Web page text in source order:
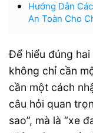
Hướng Dẫn
An Toàn Cho
Để hiểu đúng
không chỉ cần
cần một cách
câu hỏi quan
sao”, mà là “xe